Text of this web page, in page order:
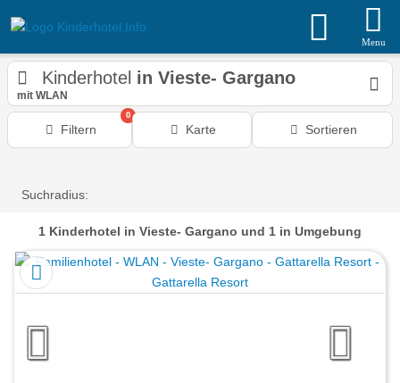
Menu
Kinderhotel in Vieste- Gargano
mit WLAN
Filtern
0
Karte Sortieren
Suchradius:
1 Kinderhotel in Vieste- Gargano und 1 in Umgebung